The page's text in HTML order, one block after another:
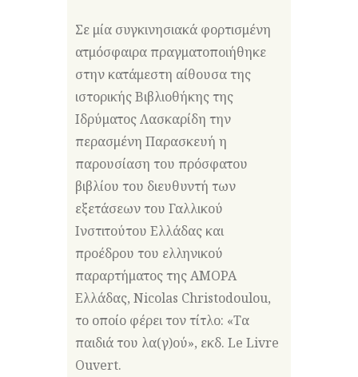
Σε μία συγκινησιακά φορτισμένη
ατμόσφαιρα πραγματοποιήθηκε
στην κατάμεστη αίθουσα της
ιστορικής Βιβλιοθήκης της
Ιδρύματος Λασκαρίδη την
περασμένη Παρασκευή η
παρουσίαση του πρόσφατου
βιβλίου του διευθυντή των
εξετάσεων του Γαλλικού
Ινστιτούτου Ελλάδας και
προέδρου του ελληνικού
παραρτήματος της AMOPA
Ελλάδας, Nicolas Christodoulou,
το οποίο φέρει τον τίτλο: «Τα
παιδιά του λα(γ)ού», εκδ. Le Livre
Ouvert.